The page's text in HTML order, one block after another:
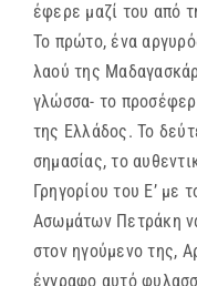
έφερε μαζί του από
Το πρώτο, ένα
λαού της
γλώσσα- το
της Ελλάδος. Το
σημασίας, το
Γρηγορίου του Ε’ με
Ασωμάτων Πετράκη
στον ηγούμενο της,
έγγραφο αυτό